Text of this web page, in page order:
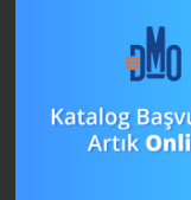
B
13 Temmuz
A